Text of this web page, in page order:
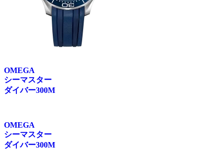
OMEGA
シーマスター
ダイバー300M
OMEGA
シーマスター
ダイバー300M